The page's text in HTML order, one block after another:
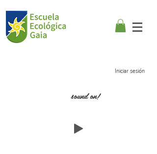
Iniciar sesión
sound on!